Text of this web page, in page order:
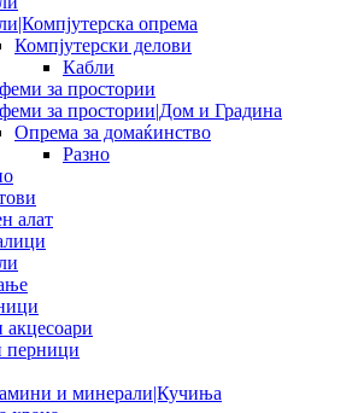
опрема
Компјутерски делови
Кабли
за простории
за простории|Дом и Градина
Опрема за домаќинство
Разно
алат
перници
и минерали|Кучиња